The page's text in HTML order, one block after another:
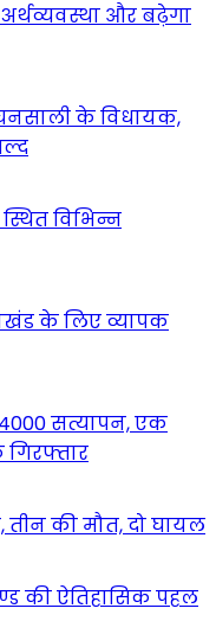
और बढ़ेगा
के विधायक,
विभिन्न
के लिए व्यापक
सत्यापन, एक
तीन की मौत, दो घायल
की ऐतिहासिक पहल